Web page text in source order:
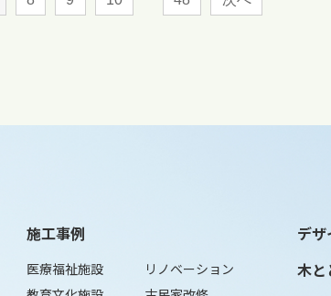
施工事例
医療福祉施設
リノベーション
デ
木と